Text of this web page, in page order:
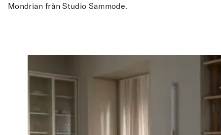
Mondrian från Studio Sammode.